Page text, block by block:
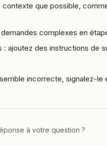
contexte que possible,
complexes en
: ajoutez des instructions de
incorrecte, signalez-le
à votre question ?